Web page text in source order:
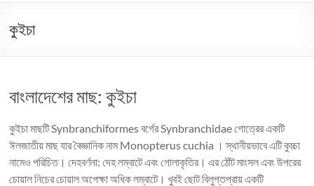
কুইচা
বাংলাদেশের মাছ: কুইচা
কুইচা মাছটি Synbranchiformes বর্গের Synbranchidae গোত্রের একটি
ঈলজাতীয় মাছ যার বৈজ্ঞানিক নাম Monopterus cuchia । স্থানীয়ভাবে এটি কুচ্চা
নামেও পরিচিত। দেহবর্ণনা: দেহ লম্বাটে এবং গোলাকৃতির। এর ঠোঁট মাংসল এবং উপরের
চোয়াল নিচের চোয়াল অপেক্ষা অধিক লম্বাটে। খুবই ছোট বিলুপ্তপ্রায় একটি